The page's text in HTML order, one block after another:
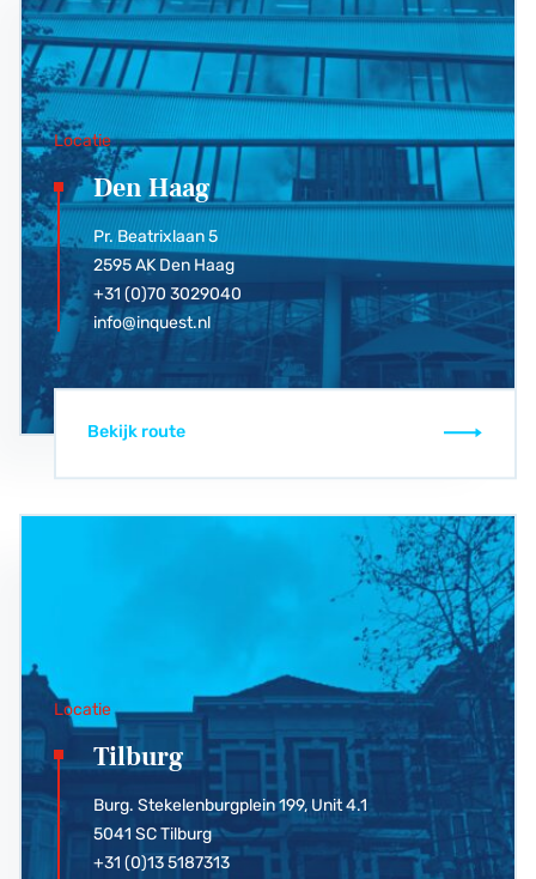
Locatie
Den Haag
Pr. Beatrixlaan 5
2595 AK Den Haag
+31 (0)70 3029040
info@inquest.nl
Bekijk route
Locatie
Tilburg
Burg. Stekelenburgplein 199, Unit 4.1
5041 SC Tilburg
+31 (0)13 5187313